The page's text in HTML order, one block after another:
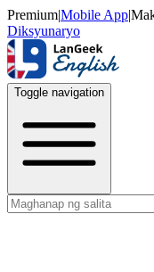
Premium|Mobile App|
Diksyunaryo
Toggle navigation